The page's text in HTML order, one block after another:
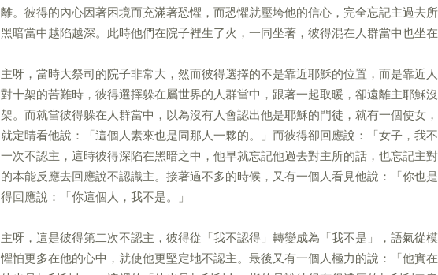
離。彼得的內心因著困境而充滿著恐懼，而恐懼就壓垮他的信心，完全忘記主過去
黑暗當中越陷越深。此時他們在院子裡生了火，一同坐著，彼得混在人群當中也坐在
主呀，當時大祭司的院子非常大，然而彼得選擇的不是靠近耶穌的位置，而是靠近
對十架的苦難時，彼得選擇躲在屬世界的人群當中，跟著一起取暖，卻遠離主耶穌
架。而就當彼得躲在人群當中，以為沒有人會認出他是耶穌的門徒，就有一個使女
就定睛看他說：「這個人素來也是同那人一夥的。」而彼得卻回應說：「女子，我
一次不認主，這時彼得深陷在黑暗之中，他早就忘記他過去對主所的話，也忘記主
的本能反應去回應說不認識主。接著過不多的時候，又有一個人看見他說：「你也
得回應說：「你這個人，我不是。」
主呀，這是彼得第二次不認主，彼得從「我不認得」轉變成為「我不是」，語氣從
懼怕更多在他的心中，就使他更堅定地不認主。最後又有一個人極力的說：「他實